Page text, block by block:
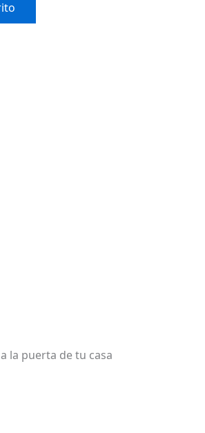
la puerta de tu casa